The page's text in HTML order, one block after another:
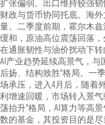
扩张偏弱。出口维持较强
财政与货币协同托底。海
量。二季度前期，霍尔木
缓和，原油高位震荡回落
在通胀韧性与油价扰动下
AI产业趋势延续高景气，与
后扬、结构致胜"格局。一
场承压，进入4月后，随着
利增速回暖，市场转入景
荡抬升"格局，AI算力等高
数的基金，其投资目的是